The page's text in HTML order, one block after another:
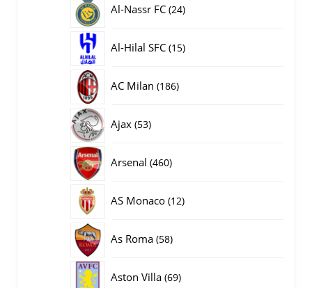
Al-Nassr FC 2424
Al-Hilal SFC 1515
AC Milan 186186
Ajax 5353
Arsenal 460460
AS Monaco 1212
As Roma 5858
Aston Villa 6969